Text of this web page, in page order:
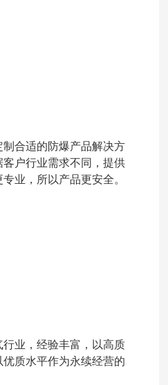
合适的防爆产品解决方
户行业需求不同，提供
业，所以产品更安全。
业，经验丰富，以高质
质水平作为永续经营的